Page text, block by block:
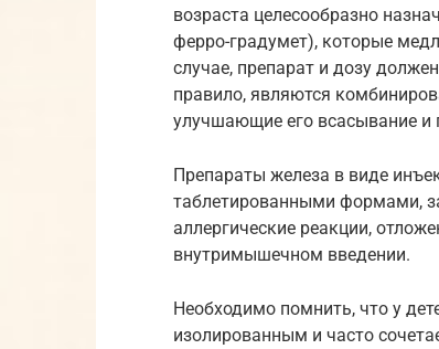
возраста целесообразно
ферро-градумет), которые
случае, препарат и дозу
правило, являются
улучшающие его всасывание и
Препараты железа в виде
таблетированными формами,
аллергические реакции,
внутримышечном введении.
Необходимо помнить, что у
изолированным и часто